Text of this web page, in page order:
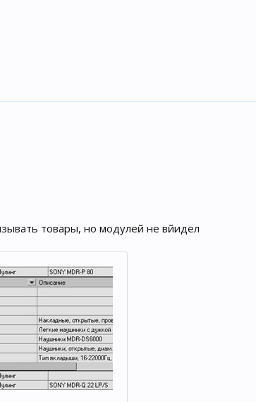
товары, но модулей не вйидел